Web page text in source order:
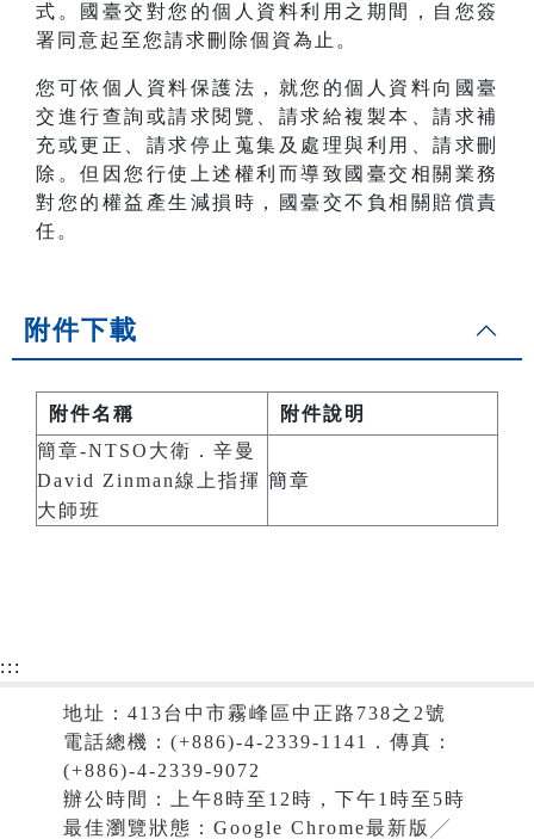
式。國臺交對您的個人資料利用之期間，自您簽
署同意起至您請求刪除個資為止。
您可依個人資料保護法，就您的個人資料向國臺
交進行查詢或請求閱覽、請求給複製本、請求補
充或更正、請求停止蒐集及處理與利用、請求刪
除。但因您行使上述權利而導致國臺交相關業務
對您的權益產生減損時，國臺交不負相關賠償責
任。
附件下載
附件名稱
附件說明
簡章-NTSO大衛．辛曼
David Zinman線上指揮
大師班
簡章
:::
地址：413台中市霧峰區中正路738之2號
電話總機：(+886)-4-2339-1141．傳真：
(+886)-4-2339-9072
辦公時間：上午8時至12時，下午1時至5時
最佳瀏覽狀態：Google Chrome最新版╱